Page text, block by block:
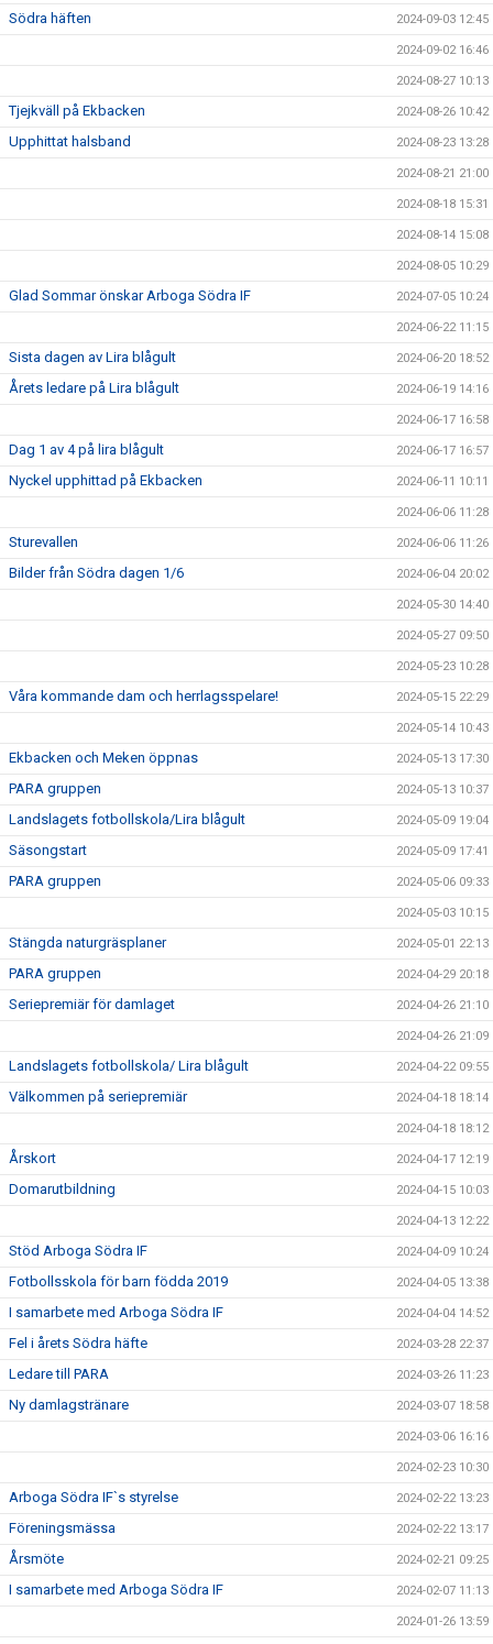
Södra häften 2024-09-03 12:45
2024-09-02 16:46
2024-08-27 10:13
Tjejkväll på Ekbacken 2024-08-26 10:42
Upphittat halsband 2024-08-23 13:28
2024-08-21 21:00
2024-08-18 15:31
2024-08-14 15:08
2024-08-05 10:29
Glad Sommar önskar Arboga Södra IF 2024-07-05 10:24
2024-06-22 11:15
Sista dagen av Lira blågult 2024-06-20 18:52
Årets ledare på Lira blågult 2024-06-19 14:16
2024-06-17 16:58
Dag 1 av 4 på lira blågult 2024-06-17 16:57
Nyckel upphittad på Ekbacken 2024-06-11 10:11
2024-06-06 11:28
Sturevallen 2024-06-06 11:26
Bilder från Södra dagen 1/6 2024-06-04 20:02
2024-05-30 14:40
2024-05-27 09:50
2024-05-23 10:28
Våra kommande dam och herrlagsspelare! 2024-05-15 22:29
2024-05-14 10:43
Ekbacken och Meken öppnas 2024-05-13 17:30
PARA gruppen 2024-05-13 10:37
Landslagets fotbollskola/Lira blågult 2024-05-09 19:04
Säsongstart 2024-05-09 17:41
PARA gruppen 2024-05-06 09:33
2024-05-03 10:15
Stängda naturgräsplaner 2024-05-01 22:13
PARA gruppen 2024-04-29 20:18
Seriepremiär för damlaget 2024-04-26 21:10
2024-04-26 21:09
Landslagets fotbollskola/ Lira blågult 2024-04-22 09:55
Välkommen på seriepremiär 2024-04-18 18:14
2024-04-18 18:12
Årskort 2024-04-17 12:19
Domarutbildning 2024-04-15 10:03
2024-04-13 12:22
Stöd Arboga Södra IF 2024-04-09 10:24
Fotbollsskola för barn födda 2019 2024-04-05 13:38
I samarbete med Arboga Södra IF 2024-04-04 14:52
Fel i årets Södra häfte 2024-03-28 22:37
Ledare till PARA 2024-03-26 11:23
Ny damlagstränare 2024-03-07 18:58
2024-03-06 16:16
2024-02-23 10:30
Arboga Södra IF`s styrelse 2024-02-22 13:23
Föreningsmässa 2024-02-22 13:17
Årsmöte 2024-02-21 09:25
I samarbete med Arboga Södra IF 2024-02-07 11:13
2024-01-26 13:59